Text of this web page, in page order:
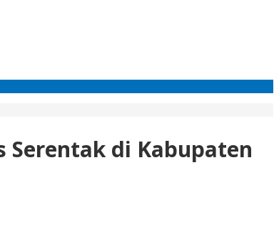
Serentak di Kabupaten